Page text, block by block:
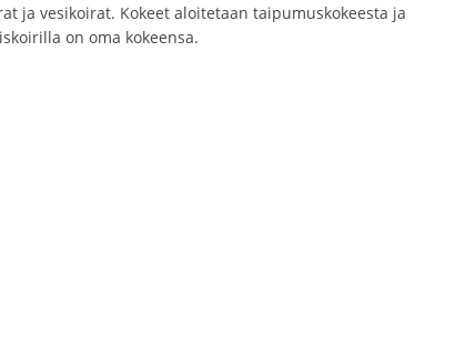
ja vesikoirat. Kokeet aloitetaan taipumuskokeesta ja
on oma kokeensa.